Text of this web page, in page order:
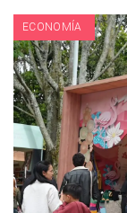
ECONOMÍA